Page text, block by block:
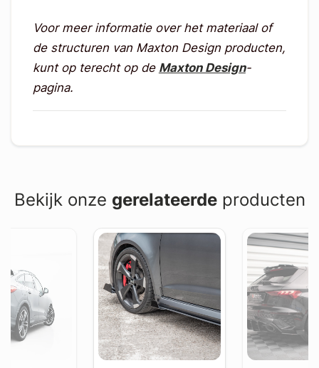
Voor meer informatie over het materiaal of
de structuren van Maxton Design producten,
kunt op terecht op de Maxton Design-
pagina.
Bekijk onze gerelateerdeproducten